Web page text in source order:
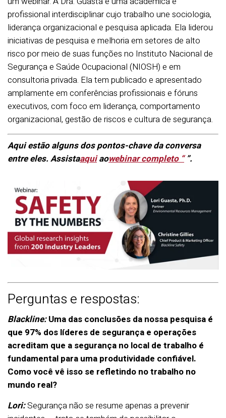
profissional interdisciplinar cujo trabalho une sociologia,
liderança organizacional e pesquisa aplicada. Ela liderou
iniciativas de pesquisa e melhoria em setores de alto
risco por meio de suas funções no Instituto Nacional de
Segurança e Saúde Ocupacional (NIOSH) e em
consultoria privada. Ela tem publicado e apresentado
amplamente em conferências profissionais e fóruns
executivos, com foco em liderança, comportamento
organizacional, gestão de riscos e cultura de segurança.
Aqui estão alguns dos pontos-chave da conversa
entre eles. Assistaaquiaowebinar completo “ ”.
Perguntas e respostas:
Blackline:Uma das conclusões da nossa pesquisa é
que 97% dos líderes de segurança e operações
acreditam que a segurança no local de trabalho é
fundamental para uma produtividade confiável.
Como você vê isso se refletindo no trabalho no
mundo real?
Lori:Segurança não se resume apenas a prevenir